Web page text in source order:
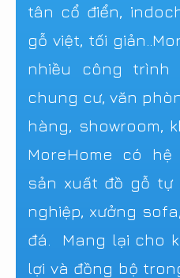
tân cổ điển,
gỗ việt, tối
nhiều công trình
chung cư, văn
hàng, showroom,
MoreHome có
sản xuất đồ gỗ tự
nghiệp, xưởng
đá. Mang lại cho
lợi và đồng bộ